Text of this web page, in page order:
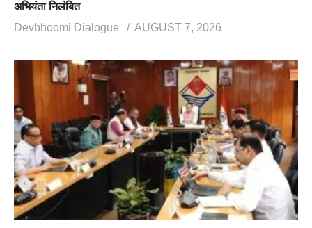
अभियंता निलंबित
Devbhoomi Dialogue
AUGUST 7, 2026